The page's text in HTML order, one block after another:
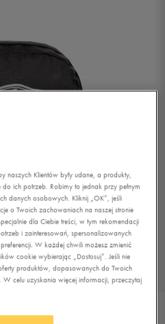
1/3
naszych Klientów były udane, a produkty,
ich potrzeb. Robimy to jednak przy pełnym
danych osobowych. Kliknij „OK”, jeśli
o Twoich zachowaniach na naszej stronie
dla Ciebie treści, w tym rekomendacji
i zainteresowań, spersonalizowanych
W każdej chwili możesz zmienić
cookie wybierając „Dostosuj”. Jeśli nie
produktów, dopasowanych do Twoich
celu uzyskania więcej informacji, przeczytaj